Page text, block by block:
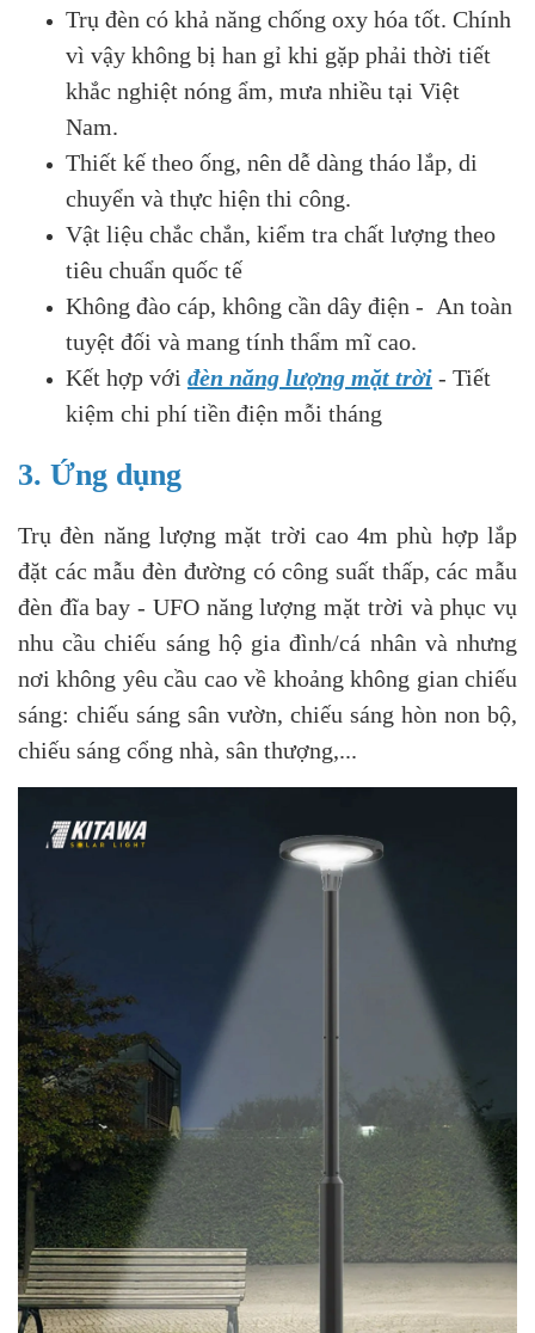
Trụ đèn có khả năng chống oxy hóa tốt. Chính
vì vậy không bị han gỉ khi gặp phải thời tiết
khắc nghiệt nóng ẩm, mưa nhiều tại Việt
Nam.
Thiết kế theo ống, nên dễ dàng tháo lắp, di
chuyển và thực hiện thi công.
Vật liệu chắc chắn, kiểm tra chất lượng theo
tiêu chuẩn quốc tế
Không đào cáp, không cần dây điện - An toàn
tuyệt đối và mang tính thẩm mĩ cao.
Kết hợp với đèn năng lượng mặt trời - Tiết
kiệm chi phí tiền điện mỗi tháng
3. Ứng dụng
Trụ đèn năng lượng mặt trời cao 4m phù hợp lắp
đặt các mẫu đèn đường có công suất thấp, các mẫu
đèn đĩa bay - UFO năng lượng mặt trời và phục vụ
nhu cầu chiếu sáng hộ gia đình/cá nhân và nhưng
nơi không yêu cầu cao về khoảng không gian chiếu
sáng: chiếu sáng sân vườn, chiếu sáng hòn non bộ,
chiếu sáng cổng nhà, sân thượng,...